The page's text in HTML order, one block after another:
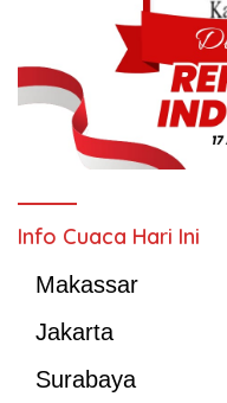
Info Cuaca Hari Ini
Makassar
Jakarta
Surabaya